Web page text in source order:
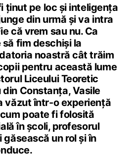
ținut pe loc și inteligența
din urmă și va intra
că vrem sau nu. Ca
fim deschiși la
noastră cât trăim
pentru această lume
Liceului Teoretic
din Constanța, Vasile
văzut într-o experiență
poate fi folosită
în școli, profesorul
un rol și în